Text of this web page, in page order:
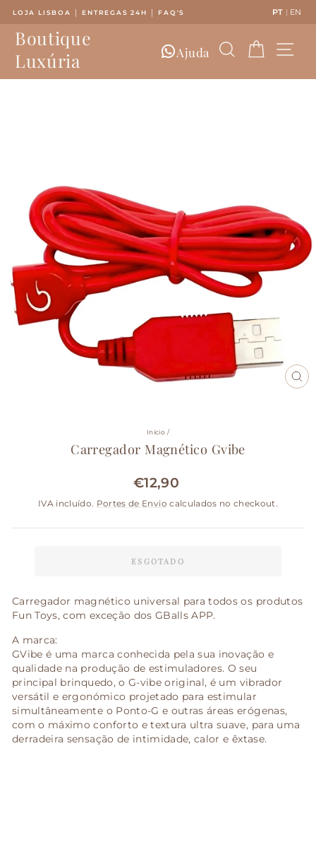
Conteúdo
LOJA LISBOA │ ENTREGAS 24H │ FAQ'S PT | EN
Boutique
Luxúria
Ajuda Pesquisar
Início /
Carregador Magnético Gvibe
Preço
€12,90
IVA incluído. Portes de Envio calculados no checkout.
ESGOTADO
Carregador magnético universal para todos os produtos
Fun Toys, com exceção dos GBalls APP.
A marca:
GVibe é uma marca conhecida pela sua inovação e
qualidade na produção de estimuladores. O seu
principal brinquedo, o G-vibe original, é um vibrador
versátil e ergonómico projetado para estimular
simultâneamente o Ponto-G e outras áreas erógenas,
com o máximo conforto e textura ultra suave, para uma
derradeira sensação de intimidade, calor e êxtase.